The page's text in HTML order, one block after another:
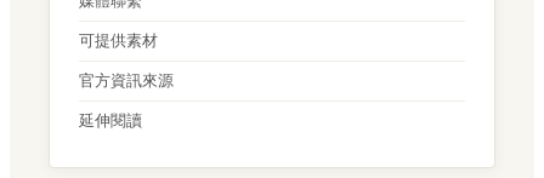
可提供素材
官方資訊來源
延伸閱讀